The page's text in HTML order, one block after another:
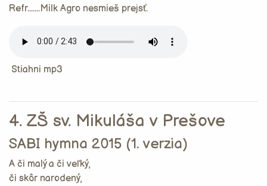
Refr.......Milk Agro nesmieš prejsť.
Stiahni mp3
4. ZŠ sv. Mikuláša v Prešove
SABI hymna 2015 (1. verzia)
A či malý a či veľký,
či skôr narodený,